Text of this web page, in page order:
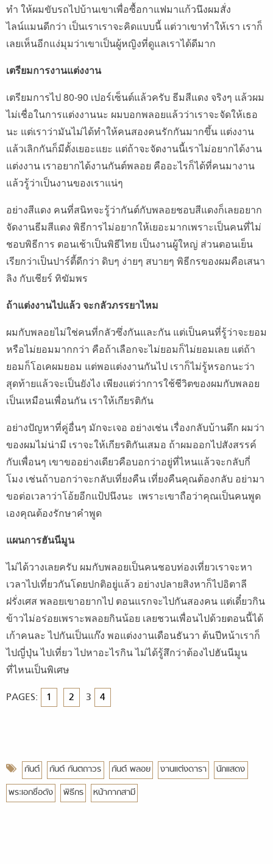
ทำ ให้ผมขับรถไปบ้านเขาเพื่อซื้อกาแฟมาแก้วนึงผมสั่ง
ไลน์แมนดีกว่า เป็นเราเราจะคิดแบบนี้ แต่วาเขาทำให้เรา เราก็
เลยเห็นอีกแง่มุมว่าเขาเป็นผู้หญิงที่ดูแลเราได้ดีมาก
เตรียมการงานแต่งงาน
เตรียมการไป 80-90 เปอร์เซ็นต์แล้วครับ ธีมสีแดง จริงๆ แล้วผม
ไม่เชื่อในการแต่งงานนะ ผมบอกพลอยแล้วว่าเราจะจัดให้เธอ
นะ แต่เราว่ามันไม่ได้ทำให้คนสองคนรักกันมากขึ้น แต่งงาน
แล้วเลิกกันก็มีตั้งเยอะแยะ แต่ถ้าจะจัดงานนี้เราไม่อยากได้งาน
แต่งงาน เราอยากได้งานกันต์พลอย คืออะไรก็ได้ที่คนมางาน
แล้วรู้ว่าเป็นงานของเราแน่ๆ
อย่างสีแดง คนที่สนิทจะรู้ว่ากันต์กับพลอยชอบสีแดงก็เลยอยาก
จัดงานธีมสีแดง พิธีการไม่อยากให้เยอะมากเพราะเป็นคนที่ไม่
ชอบพิธีการ ตอนเช้าเป็นพิธีไทย เป็นงานผู้ใหญ่ ส่วนตอนเย็น
เรียกว่าเป็นปาร์ตี้ดีกว่า ดิบๆ ง่ายๆ สบายๆ พิธีกรของผมคือเสนา
ลิง กับเชียร์ ทิฆัมพร
ถ้าแต่งงานไปแล้ว จะกลัวภรรยาไหม
ผมกับพลอยไม่ใช่คนที่กลัวซึ่งกันและกัน แต่เป็นคนที่รู้ว่าจะยอม
หรือไม่ยอมมากกว่า คือถ้าเลือกจะไม่ยอมก็ไม่ยอมเลย แต่ถ้า
ยอมก็โอเคผมยอม แต่พอแต่งงานกันไป เราก็ไม่รู้หรอกนะว่า
สุดท้ายแล้วจะเป็นยังไง เพียงแต่ว่าการใช้ชีวิตของผมกับพลอย
เป็นเหมือนเพื่อนกัน เราให้เกียรติกัน
อย่างปัญหาที่คู่อื่นๆ มักจะเจอ อย่างเช่น เรื่องกลับบ้านดึก ผมว่า
ของผมไม่น่ามี เราจะให้เกียรติกันเสมอ ถ้าผมออกไปสังสรรค์
กับเพื่อนๆ เขาขออย่างเดียวคือบอกว่าอยู่ที่ไหนแล้วจะกลับกี่
โมง เช่นถ้าบอกว่าจะกลับเที่ยงคืน เที่ยงคืนคุณต้องกลับ อย่ามา
ขอต่อเวลาว่าโอ้ยอีกแป้ปนึงนะ เพราะเขาถือว่าคุณเป็นคนพูด
เองคุณต้องรักษาคำพูด
แผนการฮันนีมูน
ไม่ได้วางเลยครับ ผมกับพลอยเป็นคนชอบท่องเที่ยวเราจะหา
เวลาไปเที่ยวกันโดยปกติอยู่แล้ว อย่างปลายสิงหาก็ไปอิตาลี
ฝรั่งเศส พลอยเขาอยากไป ตอนแรกจะไปกันสองคน แต่เดี๋ยวกิน
ข้าวไม่อร่อยเพราะพลอยกินน้อย เลยชวนเพื่อนไปด้วยตอนนี้ได้
เก้าคนละ ไปกันเป็นแก๊ง พอแต่งงานเดือนธันวา ต้นปีหน้าเราก็
ไปญี่ปุ่น ไปเที่ยว ไปหาอะไรกิน ไม่ได้รู้สึกว่าต้องไปฮันนีมูน
ที่ไหนเป็นพิเศษ
PAGES: 1 2 3 4
กันต์ กันต์ กันตถาวร กันต์ พลอย งานแต่งดารา
นักแสดง
พระเอกชื่อดัง
พิธีกร หน้ากากสามี